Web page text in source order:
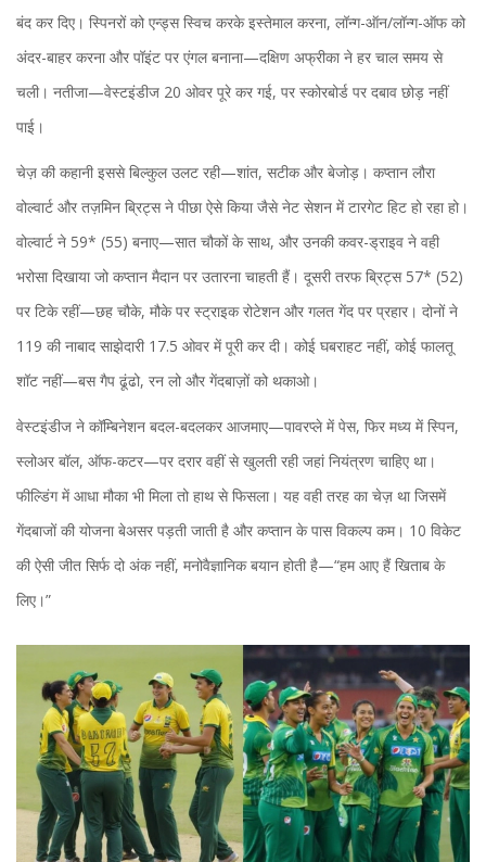
बंद कर दिए। स्पिनरों को एन्ड्स स्विच करके इस्तेमाल करना, लॉन्ग-ऑन/लॉन्ग-ऑफ को
अंदर-बाहर करना और पॉइंट पर एंगल बनाना—दक्षिण अफ्रीका ने हर चाल समय से
चली। नतीजा—वेस्टइंडीज 20 ओवर पूरे कर गई, पर स्कोरबोर्ड पर दबाव छोड़ नहीं
पाई।
चेज़ की कहानी इससे बिल्कुल उलट रही—शांत, सटीक और बेजोड़। कप्तान लौरा
वोल्वार्ट और तज़मिन ब्रिट्स ने पीछा ऐसे किया जैसे नेट सेशन में टारगेट हिट हो रहा हो।
वोल्वार्ट ने 59* (55) बनाए—सात चौकों के साथ, और उनकी कवर-ड्राइव ने वही
भरोसा दिखाया जो कप्तान मैदान पर उतारना चाहती हैं। दूसरी तरफ ब्रिट्स 57* (52)
पर टिके रहीं—छह चौके, मौके पर स्ट्राइक रोटेशन और गलत गेंद पर प्रहार। दोनों ने
119 की नाबाद साझेदारी 17.5 ओवर में पूरी कर दी। कोई घबराहट नहीं, कोई फालतू
शॉट नहीं—बस गैप ढूंढो, रन लो और गेंदबाज़ों को थकाओ।
वेस्टइंडीज ने कॉम्बिनेशन बदल-बदलकर आजमाए—पावरप्ले में पेस, फिर मध्य में स्पिन,
स्लोअर बॉल, ऑफ-कटर—पर दरार वहीं से खुलती रही जहां नियंत्रण चाहिए था।
फील्डिंग में आधा मौका भी मिला तो हाथ से फिसला। यह वही तरह का चेज़ था जिसमें
गेंदबाजों की योजना बेअसर पड़ती जाती है और कप्तान के पास विकल्प कम। 10 विकेट
की ऐसी जीत सिर्फ दो अंक नहीं, मनोवैज्ञानिक बयान होती है—“हम आए हैं खिताब के
लिए।”